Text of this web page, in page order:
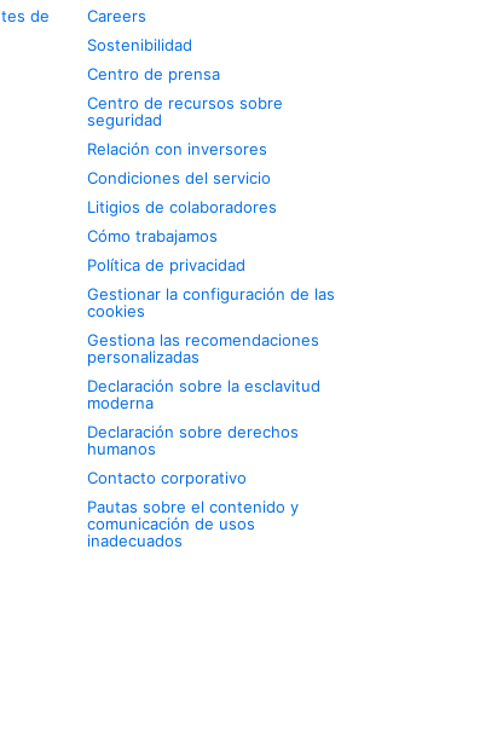
de
Careers
Sostenibilidad
Centro de prensa
Centro de recursos sobre
seguridad
Relación con inversores
Condiciones del servicio
Litigios de colaboradores
Cómo trabajamos
Política de privacidad
Gestionar la configuración de las
cookies
Gestiona las recomendaciones
personalizadas
Declaración sobre la esclavitud
moderna
Declaración sobre derechos
humanos
Contacto corporativo
Pautas sobre el contenido y
comunicación de usos
inadecuados